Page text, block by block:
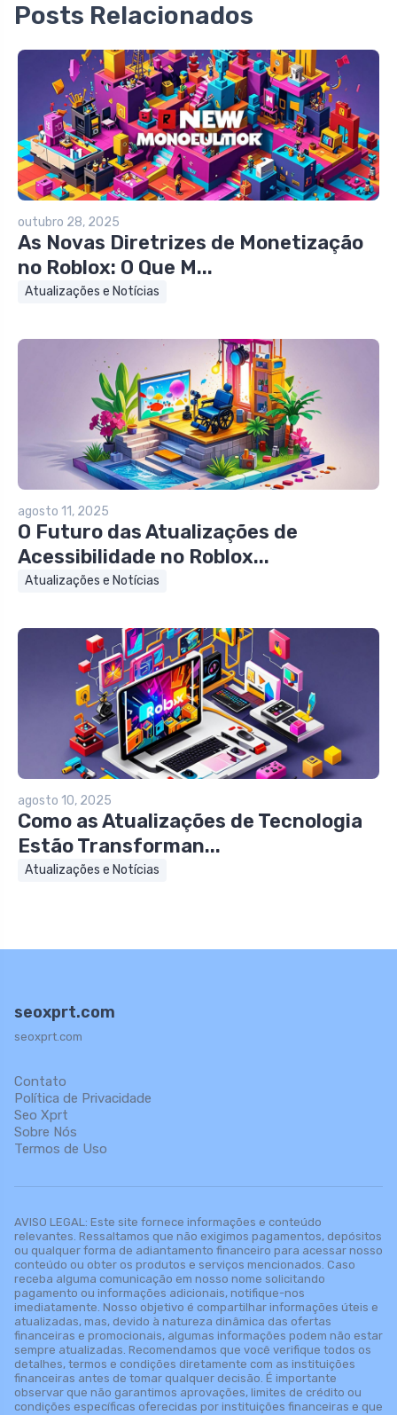
Posts Relacionados
outubro 28, 2025
As Novas Diretrizes de Monetização
no Roblox: O Que M...
Atualizações e Notícias
agosto 11, 2025
O Futuro das Atualizações de
Acessibilidade no Roblox...
Atualizações e Notícias
agosto 10, 2025
Como as Atualizações de Tecnologia
Estão Transforman...
Atualizações e Notícias
seoxprt.com
seoxprt.com
Contato
Política de Privacidade
Seo Xprt
Sobre Nós
Termos de Uso
AVISO LEGAL: Este site fornece informações e conteúdo
relevantes. Ressaltamos que não exigimos pagamentos, depósitos
ou qualquer forma de adiantamento financeiro para acessar nosso
conteúdo ou obter os produtos e serviços mencionados. Caso
receba alguma comunicação em nosso nome solicitando
pagamento ou informações adicionais, notifique-nos
imediatamente. Nosso objetivo é compartilhar informações úteis e
atualizadas, mas, devido à natureza dinâmica das ofertas
financeiras e promocionais, algumas informações podem não estar
sempre atualizadas. Recomendamos que você verifique todos os
detalhes, termos e condições diretamente com as instituições
financeiras antes de tomar qualquer decisão. É importante
observar que não garantimos aprovações, limites de crédito ou
condições específicas oferecidas por instituições financeiras e que